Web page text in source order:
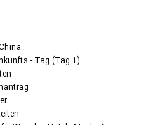
- Tag (Tag 1)